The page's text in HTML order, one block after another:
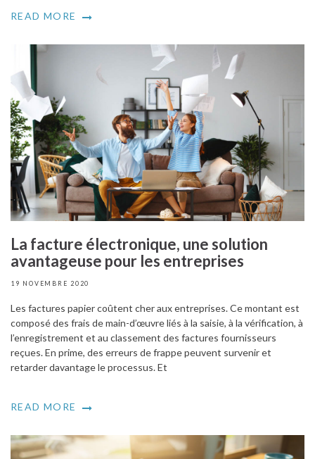
READ MORE
La facture électronique, une solution
avantageuse pour les entreprises
19 NOVEMBRE 2020
Les factures papier coûtent cher aux entreprises. Ce montant est
composé des frais de main-d’œuvre liés à la saisie, à la vérification, à
l’enregistrement et au classement des factures fournisseurs
reçues. En prime, des erreurs de frappe peuvent survenir et
retarder davantage le processus. Et
READ MORE